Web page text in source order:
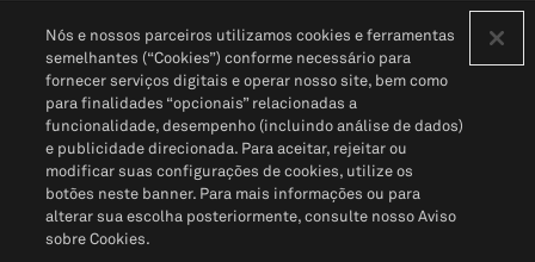
Política de PrivacidadePortal de privacidade do cliente (em inglês)
Não Venda Minhas Informações Pessoais© 2026 S&P Global
Nós e nossos parceiros utilizamos cookies e ferramentas
semelhantes (“Cookies”) conforme necessário para
fornecer serviços digitais e operar nosso site, bem como
para finalidades “opcionais” relacionadas a
funcionalidade, desempenho (incluindo análise de dados)
e publicidade direcionada. Para aceitar, rejeitar ou
modificar suas configurações de cookies, utilize os
botões neste banner. Para mais informações ou para
alterar sua escolha posteriormente, consulte nosso Aviso
sobre Cookies.